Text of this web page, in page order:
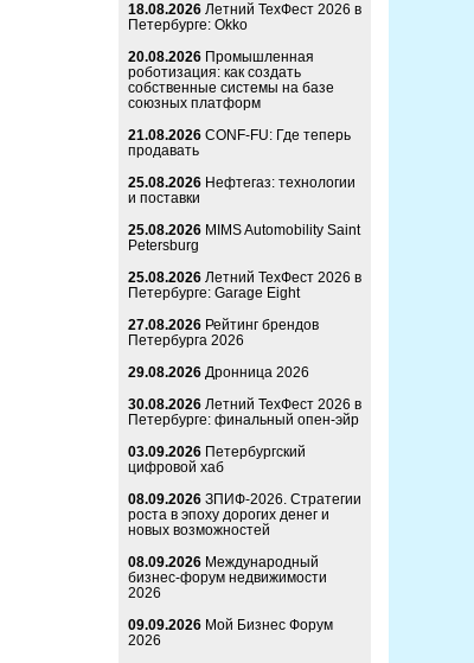
18.08.2026 Летний ТехФест 2026 в
Петербурге: Okko
20.08.2026 Промышленная
роботизация: как создать
собственные системы на базе
союзных платформ
21.08.2026 CONF-FU: Где теперь
продавать
25.08.2026 Нефтегаз: технологии
и поставки
25.08.2026 MIMS Automobility Saint
Petersburg
25.08.2026 Летний ТехФест 2026 в
Петербурге: Garage Eight
27.08.2026 Рейтинг брендов
Петербурга 2026
29.08.2026 Дронница 2026
30.08.2026 Летний ТехФест 2026 в
Петербурге: финальный опен-эйр
03.09.2026 Петербургский
цифровой хаб
08.09.2026 ЗПИФ-2026. Стратегии
роста в эпоху дорогих денег и
новых возможностей
08.09.2026 Международный
бизнес-форум недвижимости
2026
09.09.2026 Мой Бизнес Форум
2026